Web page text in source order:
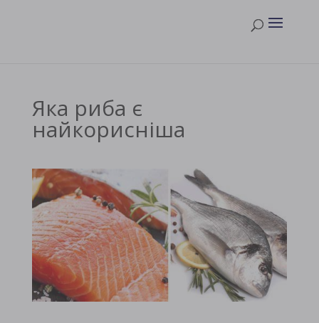
Яка риба є
найкорисніша